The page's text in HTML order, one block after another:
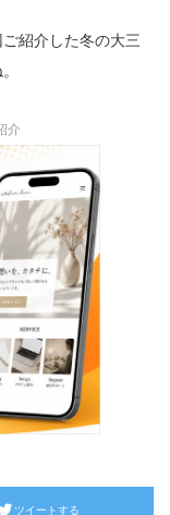
紹介した冬の大三
介
ツイートする